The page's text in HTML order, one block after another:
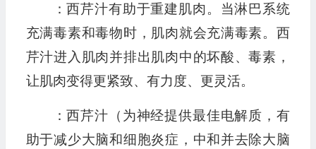
：西芹汁有助于重建肌肉。当淋巴系统
充满毒素和毒物时，肌肉就会充满毒素。西
芹汁进入肌肉并排出肌肉中的坏酸、毒素，
让肌肉变得更紧致、有力度、更灵活。
：西芹汁（为神经提供最佳电解质，有
助于减少大脑和细胞炎症，中和并去除大脑